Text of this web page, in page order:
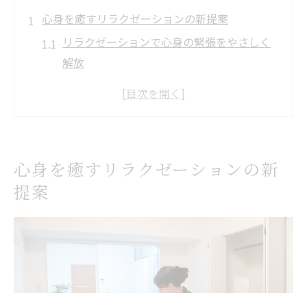
心身を癒すリラクゼーションの新提案
リラクゼーションで心身の緊張をやさしく
解放
現代人に合わせたリラクゼーションの取り
日常に溶け込む新しいリラクゼーション体
自宅でできるリラクゼーションアプローチ
稲沢や名古屋で体験する癒やしの時
リラクゼーション体験で日常の疲れをリセ
心身を癒すリラクゼーションの新
提案